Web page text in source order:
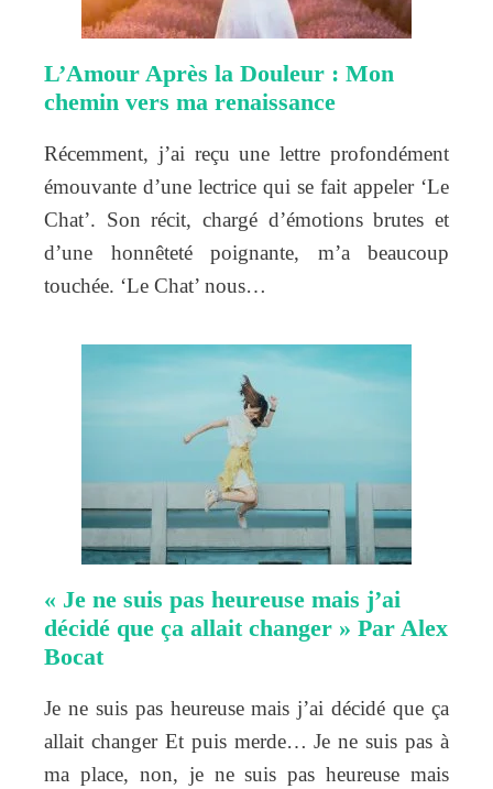
L’Amour Après la Douleur : Mon
chemin vers ma renaissance
Récemment, j’ai reçu une lettre profondément
émouvante d’une lectrice qui se fait appeler ‘Le
Chat’. Son récit, chargé d’émotions brutes et
d’une honnêteté poignante, m’a beaucoup
touchée. ‘Le Chat’ nous…
« Je ne suis pas heureuse mais j’ai
décidé que ça allait changer » Par Alex
Bocat
Je ne suis pas heureuse mais j’ai décidé que ça
allait changer Et puis merde… Je ne suis pas à
ma place, non, je ne suis pas heureuse mais